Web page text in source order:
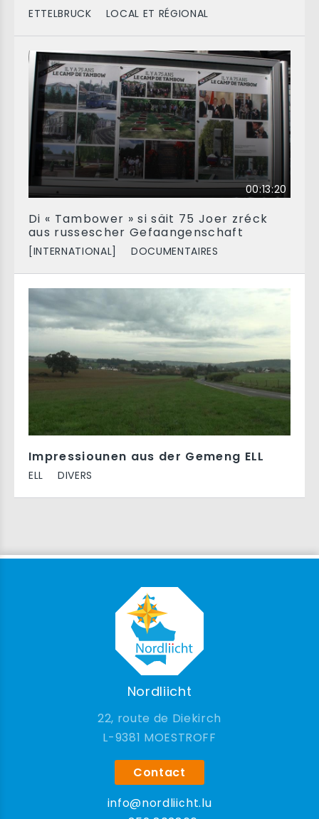
ETTELBRUCK LOCAL ET RÉGIONAL
00:13:20
Di « Tambower » si säit 75 Joer zréck
aus russescher Gefaangenschaft
[INTERNATIONAL] DOCUMENTAIRES
Impressiounen aus der Gemeng ELL
ELL DIVERS
Nordliicht
22, route de Diekirch
9381 MOESTROFF
Contact
info@nordliicht.lu